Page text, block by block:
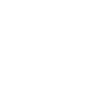
2일(콘도+조식)
프 #콘도